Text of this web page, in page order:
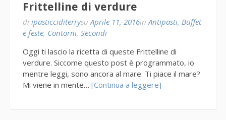
Frittelline di verdure
di ipasticciditerrysuAprile 11, 2016inAntipasti, Buffet
e feste, Contorni, Secondi
Oggi ti lascio la ricetta di queste Frittelline di
verdure. Siccome questo post è programmato, io
mentre leggi, sono ancora al mare. Ti piace il mare?
Mi viene in mente… [Continua a leggere]